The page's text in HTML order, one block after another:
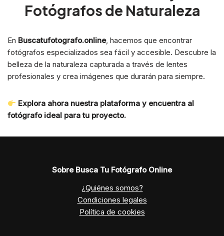
Fotógrafos de Naturaleza
En Buscatufotografo.online, hacemos que encontrar
fotógrafos especializados sea fácil y accesible. Descubre la
belleza de la naturaleza capturada a través de lentes
profesionales y crea imágenes que durarán para siempre.
Explora ahora nuestra plataforma y encuentra al
fotógrafo ideal para tu proyecto.
Sobre Busca Tu Fotógrafo Online
¿Quiénes somos?
Condiciones legales
Política de cookies